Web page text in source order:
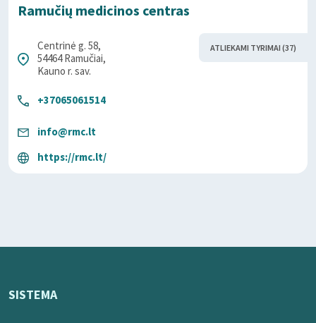
Ramučių medicinos centras
ATLIEKAMI TYRIMAI (37)
Centrinė g. 58,
54464 Ramučiai,
Kauno r. sav.
+37065061514
info@rmc.lt
https://rmc.lt/
SISTEMA